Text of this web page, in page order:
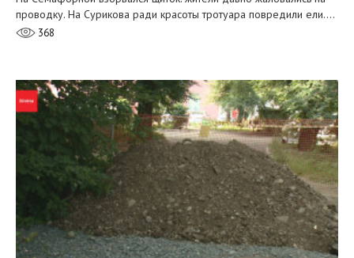
проводку. На Сурикова ради красоты тротуара повредили ели.…
368